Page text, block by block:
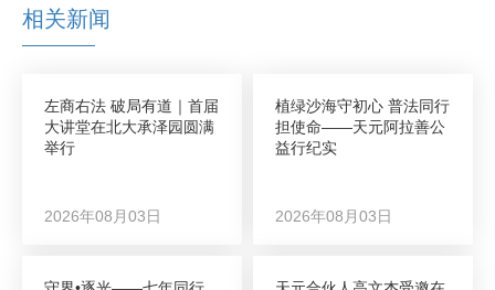
相关新闻
左商右法 破局有道｜首届
大讲堂在北大承泽园圆满
举行
2026年08月03日
植绿沙海守初心 普法同行
担使命——天元阿拉善公
益行纪实
2026年08月03日